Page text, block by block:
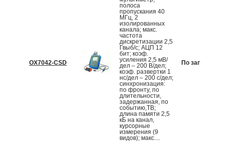
OX7042-CSD
полоса
пропускания 40
МГц, 2
изолированных
канала; макс.
частота
дискретизации 2,5
Гвыб/с; АЦП 12
бит; коэф.
усиления 2,5 мВ/
дел – 200 В/дел;
коэф. развертки 1
нс/дел – 200 с/дел;
синхронизация:
по фронту, по
длительности,
задержанная, по
событию,ТВ;
длина памяти 2,5
кБ на канал,
курсорные
измерения (9
видов); макс....
По запросу